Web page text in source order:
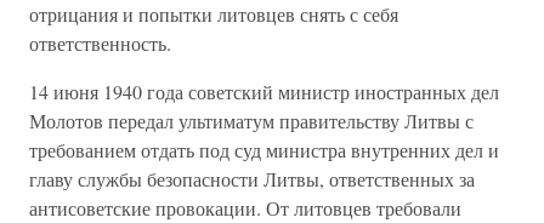
отрицания и попытки литовцев снять с себя
ответственность.
14 июня 1940 года советский министр иностранных дел
Молотов передал ультиматум правительству Литвы с
требованием отдать под суд министра внутренних дел и
главу службы безопасности Литвы, ответственных за
антисоветские провокации. От литовцев требовали